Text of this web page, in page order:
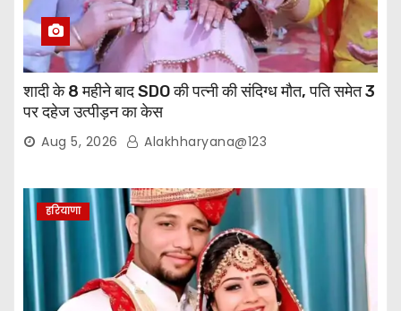
शादी के 8 महीने बाद SDO की पत्नी की संदिग्ध मौत, पति समेत 3
पर दहेज उत्पीड़न का केस
Aug 5, 2026 Alakhharyana@123
हरियाणा